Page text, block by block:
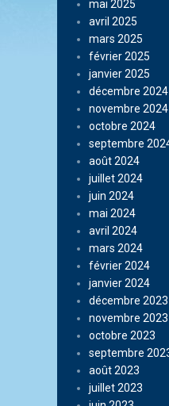
mai 2025
avril 2025
mars 2025
février 2025
janvier 2025
décembre 2024
novembre 2024
octobre 2024
septembre
août 2024
juillet 2024
juin 2024
mai 2024
avril 2024
mars 2024
février 2024
janvier 2024
décembre 2023
novembre 2023
octobre 2023
septembre
août 2023
juillet 2023